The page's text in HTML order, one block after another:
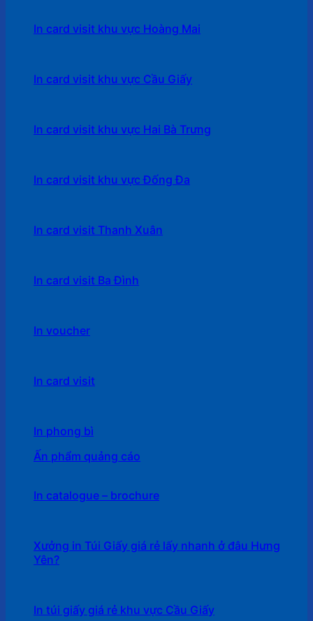
In card visit khu vực Hoàng Mai
In card visit khu vực Cầu Giấy
In card visit khu vực Hai Bà Trưng
In card visit khu vực Đống Đa
In card visit Thanh Xuân
In card visit Ba Đình
In voucher
In card visit
In phong bì
Ấn phẩm quảng cáo
In catalogue – brochure
Xưởng in Túi Giấy giá rẻ lấy nhanh ở đâu Hưng
Yên?
In túi giấy giá rẻ khu vực Cầu Giấy